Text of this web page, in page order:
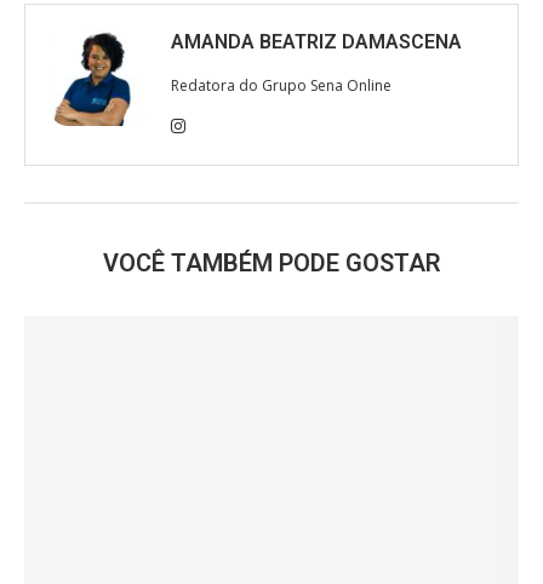
AMANDA BEATRIZ DAMASCENA
Redatora do Grupo Sena Online
VOCÊ TAMBÉM PODE GOSTAR